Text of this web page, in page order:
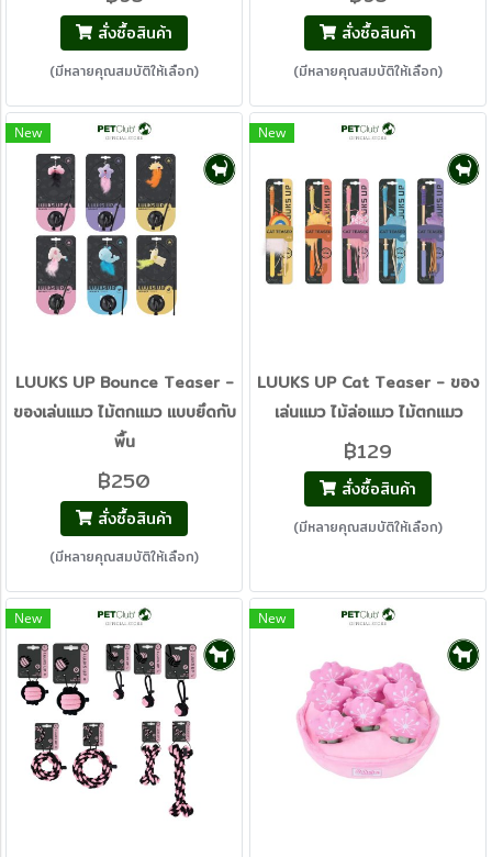
สั่งซื้อสินค้า
(มีหลายคุณสมบัติให้เลือก)
สั่งซื้อสินค้า
(มีหลายคุณสมบัติให้เลือก)
New
LUUKS UP Bounce Teaser -
ของเล่นแมว ไม้ตกแมว แบบยึดกับ
พื้น
฿250
สั่งซื้อสินค้า
(มีหลายคุณสมบัติให้เลือก)
New
LUUKS UP Cat Teaser - ของ
เล่นแมว ไม้ล่อแมว ไม้ตกแมว
฿129
สั่งซื้อสินค้า
(มีหลายคุณสมบัติให้เลือก)
New New